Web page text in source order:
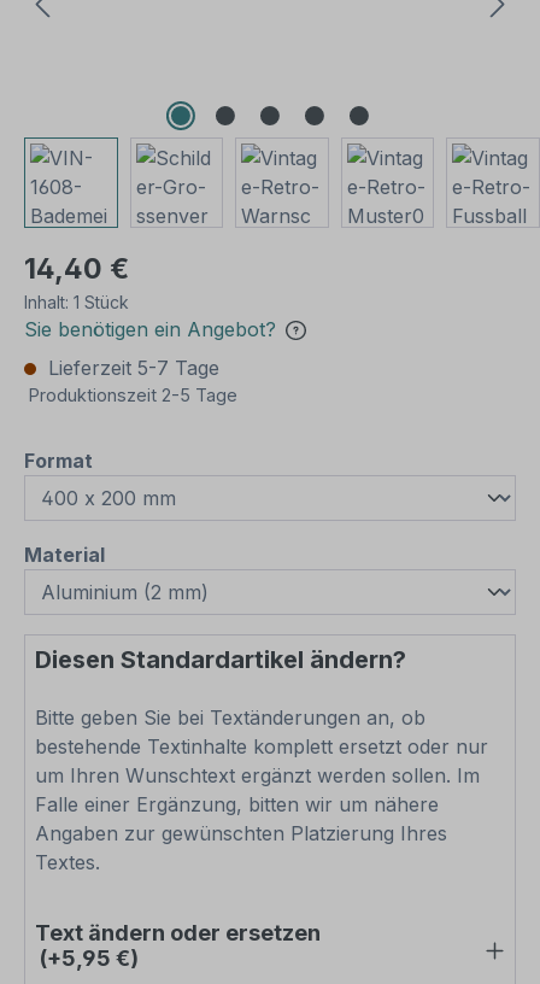
14,40 €
Inhalt: 1 Stück
Sie benötigen ein Angebot?
Lieferzeit 5-7 Tage
Produktionszeit 2-5 Tage
Format
Materialauswählen
Diesen Standardartikel ändern?
Bitte geben Sie bei Textänderungen an, ob
bestehende Textinhalte komplett ersetzt oder nur
um Ihren Wunschtext ergänzt werden sollen. Im
Falle einer Ergänzung, bitten wir um nähere
Angaben zur gewünschten Platzierung Ihres
Textes.
Text ändern oder ersetzen
(+5,95 €)